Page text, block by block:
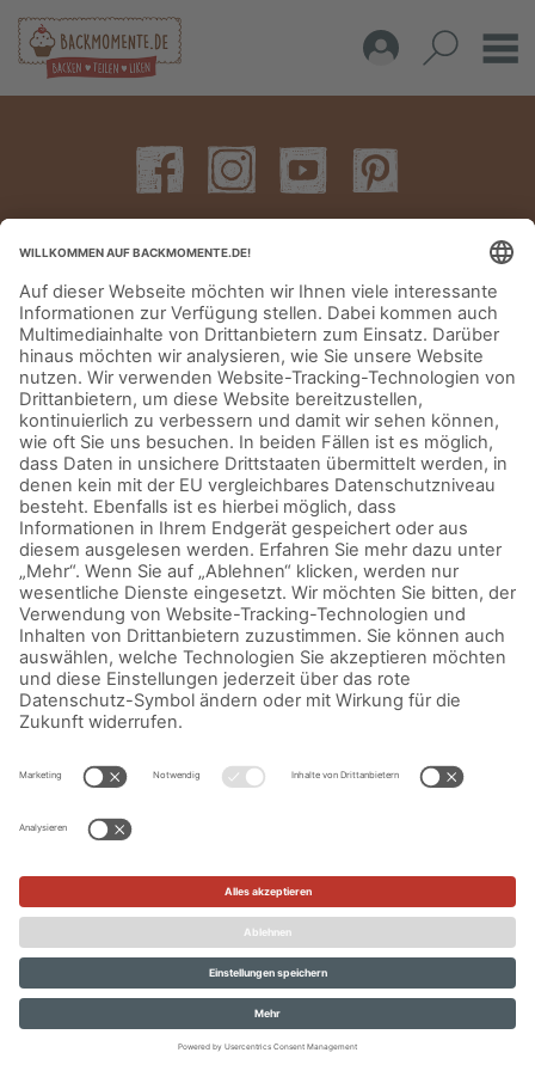
IMPRESSUM DATENSCHUTZERKLÄRUNG AGB KONTAKT
© Aurora Mühlen GmbH - Trettaustraße 49 – D-21107 Hamburg